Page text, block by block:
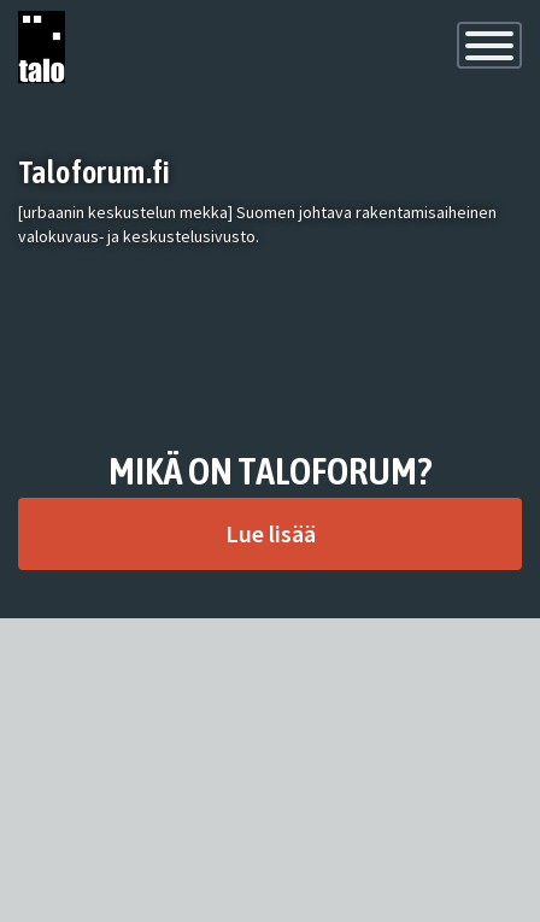
Toggle
Taloforum.fi
[urbaanin keskustelun mekka] Suomen johtava rakentamisaiheinen
valokuvaus- ja keskustelusivusto.
MIKÄ ON TALOFORUM?
Lue lisää